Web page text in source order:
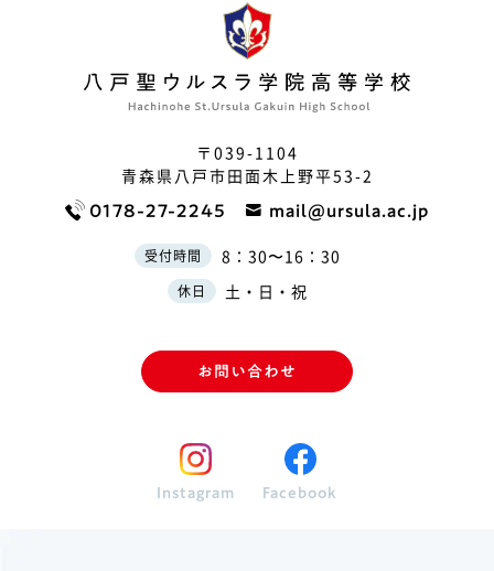
〒039-1104
青森県八戸市田面木上野平53-2
0178-27-2245 mail@ursula.ac.jp
受付時間 8：30〜16：30
休日 土・日・祝
お問い合わせ
Instagram Facebook